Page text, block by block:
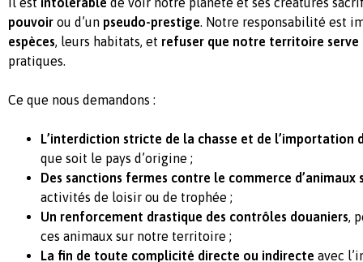
pouvoir ou d’un pseudo-prestige. Notre responsabilité est
espèces, leurs habitats, et refuser que notre territoire serve
pratiques.
Ce que nous demandons :
L’interdiction stricte de la chasse et de l’importation
que soit le pays d’origine ;
Des sanctions fermes contre le commerce d’animaux
activités de loisir ou de trophée ;
Un renforcement drastique des contrôles douaniers,
ces animaux sur notre territoire ;
La fin de toute complicité directe ou indirecte avec